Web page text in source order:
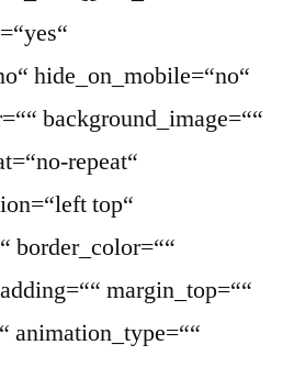
hide_on_mobile=“no“
background_image=““
repeat“
top“
border_color=““
margin_top=““
animation_type=““